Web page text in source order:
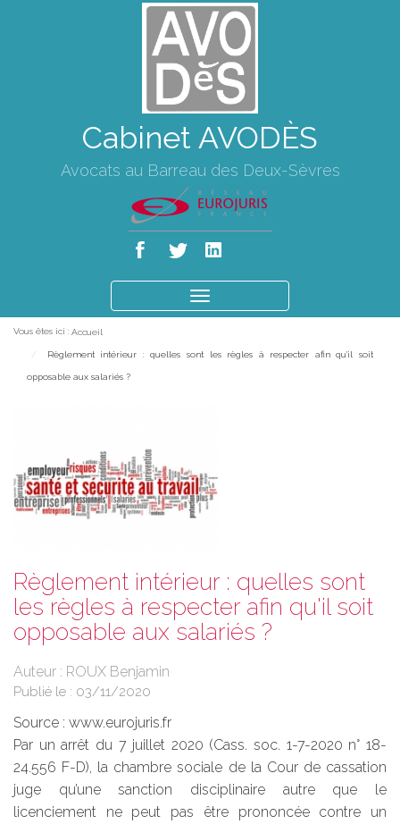
Cabinet AVODÈS
Avocats au Barreau des Deux-Sèvres
le
Vous êtes ici : Accueil
Règlement intérieur : quelles sont les règles à respecter afin qu'il soit
opposable aux salariés ?
Règlement intérieur : quelles sont
les règles à respecter afin qu'il soit
opposable aux salariés ?
Auteur : ROUX Benjamin
Publié le : 03/11/2020
Source : www.eurojuris.fr
Par un arrêt du 7 juillet 2020 (Cass. soc. 1-7-2020 n° 18-
24.556 F-D), la chambre sociale de la Cour de cassation
juge qu’une sanction disciplinaire autre que le
licenciement ne peut pas être prononcée contre un